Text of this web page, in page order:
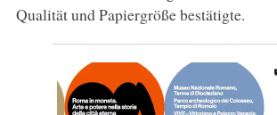
Qualität und Papiergröße bestätigte.